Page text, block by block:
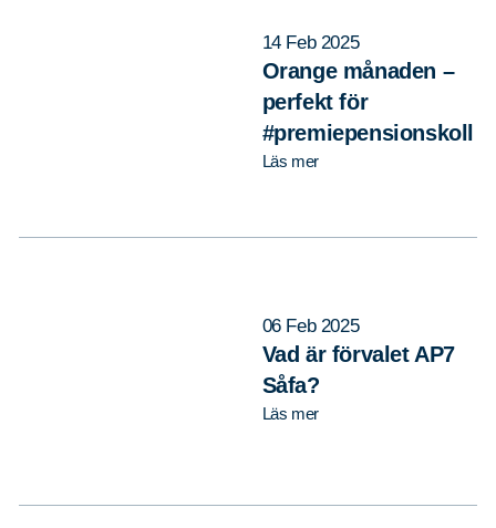
14 Feb 2025
Orange månaden –
perfekt för
#premiepensionskoll
Läs mer
06 Feb 2025
Vad är förvalet AP7
Såfa?
Läs mer